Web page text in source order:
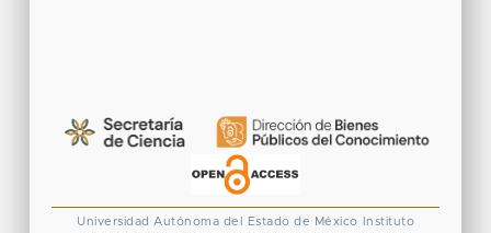
Universidad Autónoma del Estado de México
Instituto